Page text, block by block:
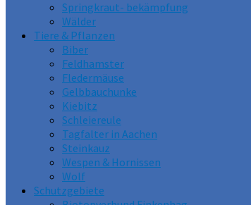
Springkraut- bekämpfung
Wälder
Tiere & Pflanzen
Biber
Feldhamster
Fledermäuse
Gelbbauchunke
Kiebitz
Schleiereule
Tagfalter in Aachen
Steinkauz
Wespen & Hornissen
Wolf
Schutzgebiete